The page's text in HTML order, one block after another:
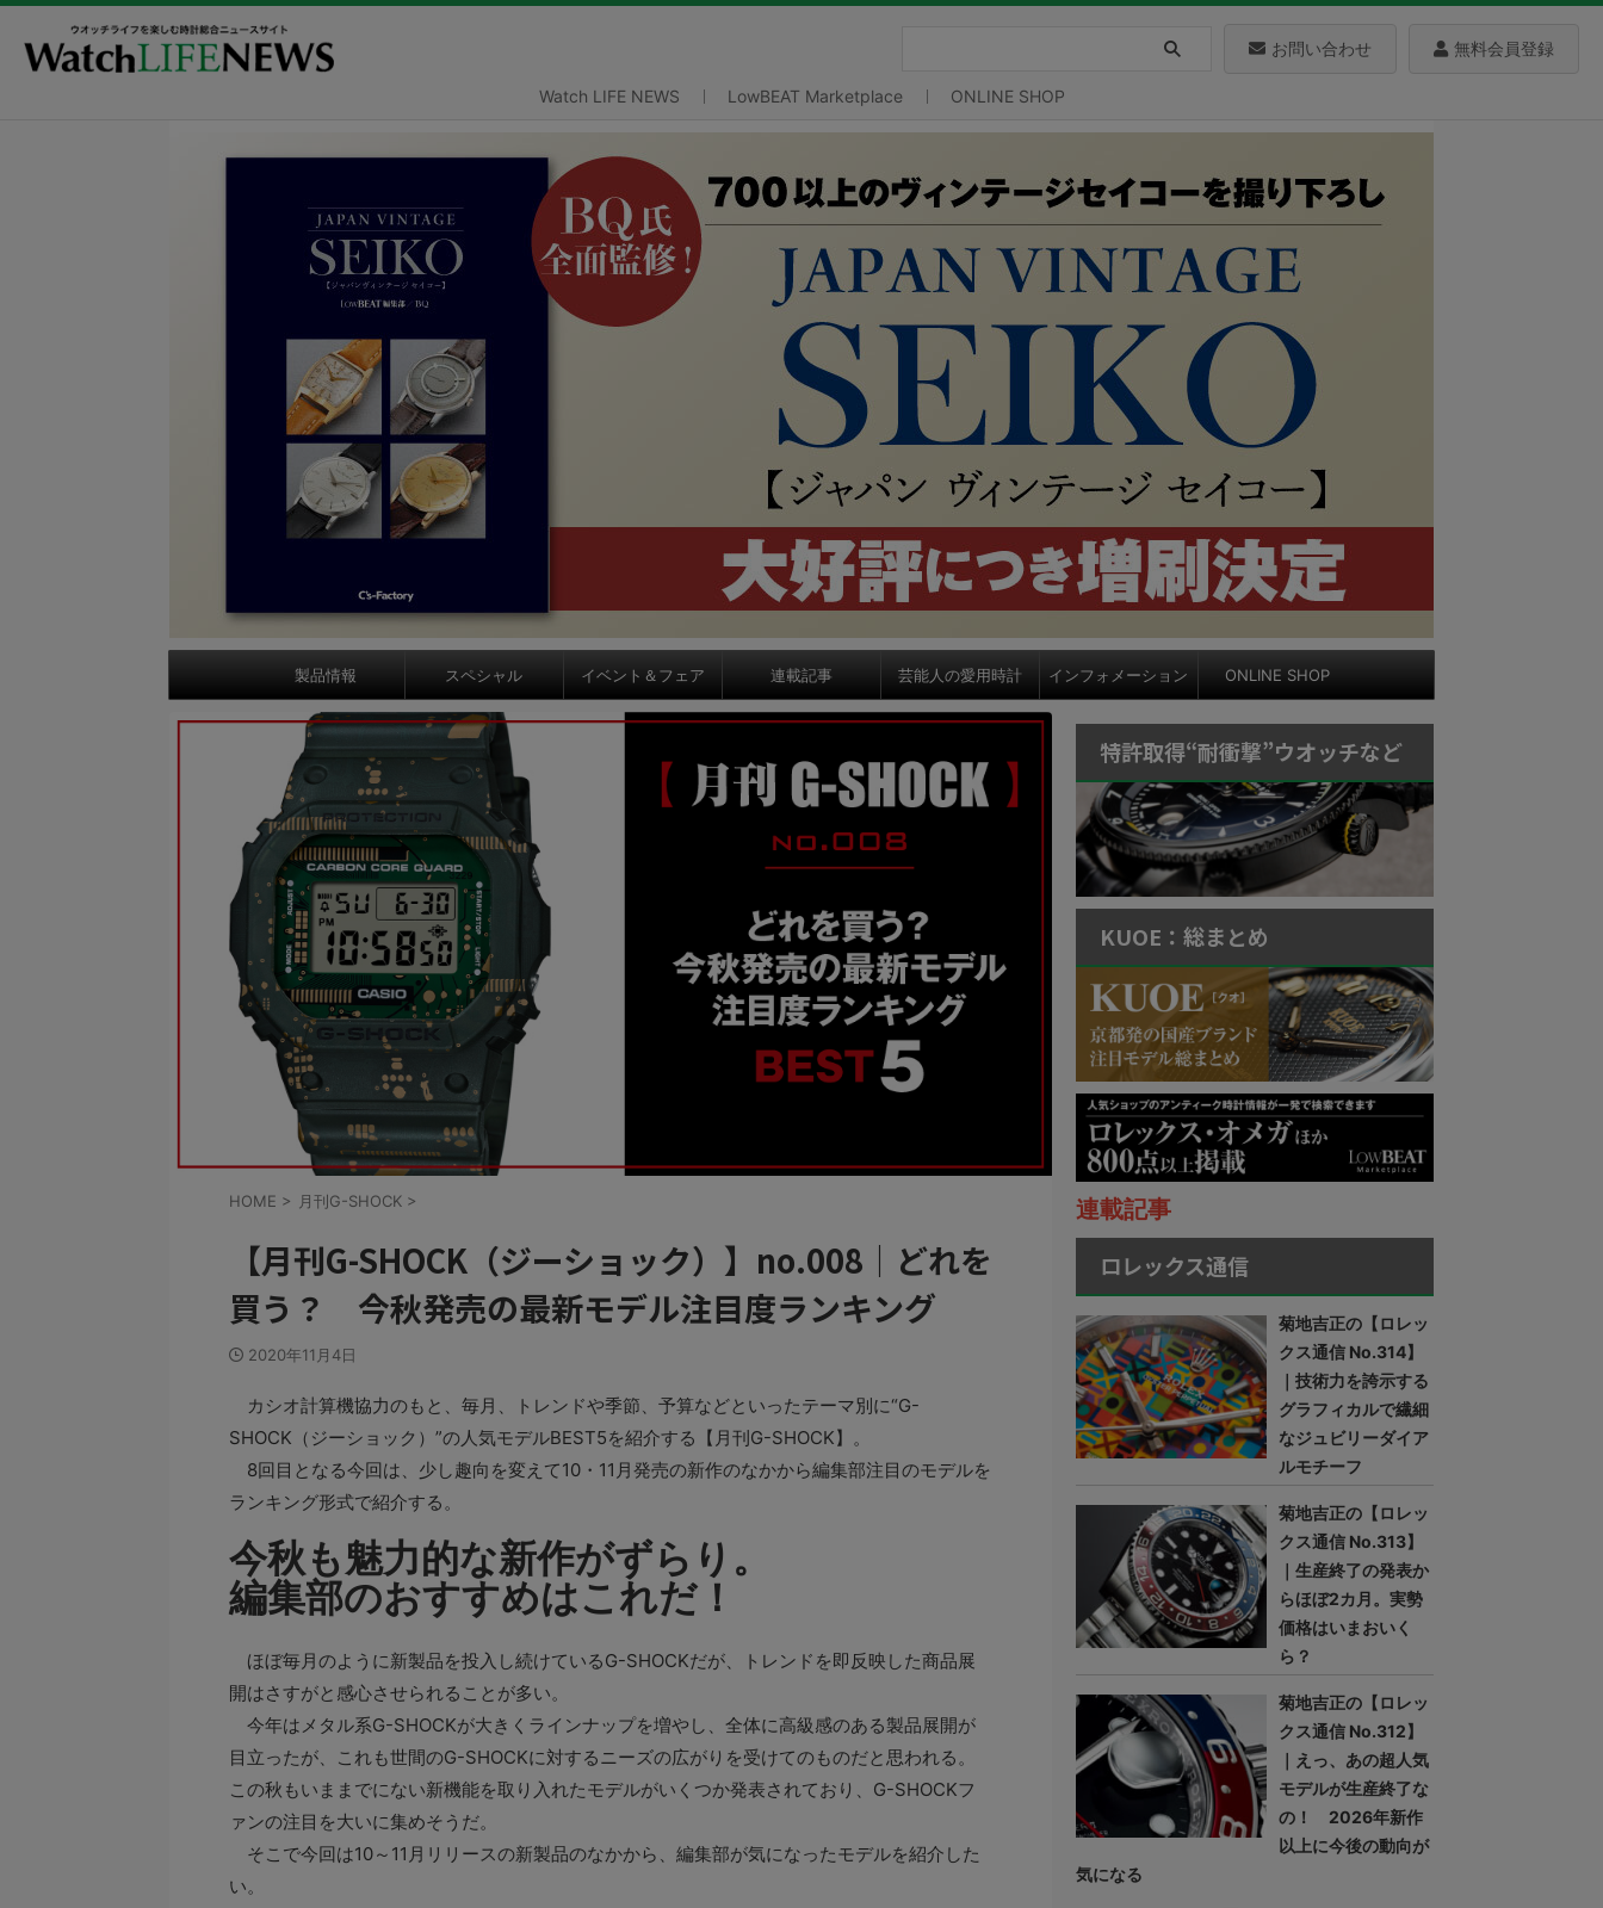
お問い合わせ 無料会員登録
Watch LIFE NEWS LowBEAT Marketplace ONLINE SHOP
製品情報 スペシャル イベント＆フェア 連載記事 芸能人の愛用時計 インフォメーション ONLINE SHOP
HOME > 月刊G-SHOCK >
【月刊G-SHOCK（ジーショック）】no.008｜どれを
買う？ 今秋発売の最新モデル注目度ランキング
2020年11月4日
カシオ計算機協力のもと、毎月、トレンドや季節、予算などといったテーマ別に“G-
SHOCK（ジーショック）”の人気モデルBEST5を紹介する【月刊G-SHOCK】。
8回目となる今回は、少し趣向を変えて10・11月発売の新作のなかから編集部注目のモデルを
ランキング形式で紹介する。
今秋も魅力的な新作がずらり。
編集部のおすすめはこれだ！
ほぼ毎月のように新製品を投入し続けているG-SHOCKだが、トレンドを即反映した商品展
開はさすがと感心させられることが多い。
今年はメタル系G-SHOCKが大きくラインナップを増やし、全体に高級感のある製品展開が
目立ったが、これも世間のG-SHOCKに対するニーズの広がりを受けてのものだと思われる。
この秋もいままでにない新機能を取り入れたモデルがいくつか発表されており、G-SHOCKフ
ァンの注目を大いに集めそうだ。
そこで今回は10～11月リリースの新製品のなかから、編集部が気になったモデルを紹介した
い。
特許取得“耐衝撃”ウオッチなど
KUOE：総まとめ
連載記事
ロレックス通信
菊地吉正の【ロレッ
クス通信 No.314】
｜技術力を誇示する
グラフィカルで繊細
なジュビリーダイア
ルモチーフ
菊地吉正の【ロレッ
クス通信 No.313】
｜生産終了の発表か
らほぼ2カ月。実勢
価格はいまおいく
ら？
菊地吉正の【ロレッ
クス通信 No.312】
｜えっ、あの超人気
モデルが生産終了な
の！ 2026年新作
以上に今後の動向が
気になる